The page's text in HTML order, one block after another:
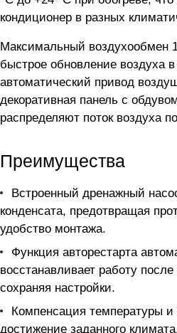
кондиционер в разных
Максимальный воздухообмен
быстрое обновление
автоматический привод
декоративная панель с
распределяют поток воздуха
Преимущества
Встроенный дренажный
конденсата, предотвращая
удобство монтажа.
Функция авторестарта
восстанавливает работу
сохраняя настройки.
Компенсация температуры
достижение заданного